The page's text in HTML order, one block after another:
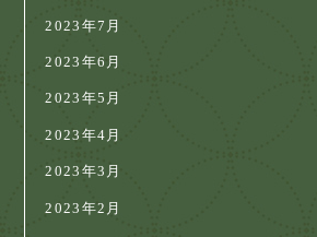
2023年7月
2023年6月
2023年5月
2023年4月
2023年3月
2023年2月